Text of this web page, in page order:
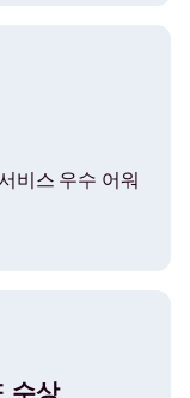
비스 우수 어워
수상